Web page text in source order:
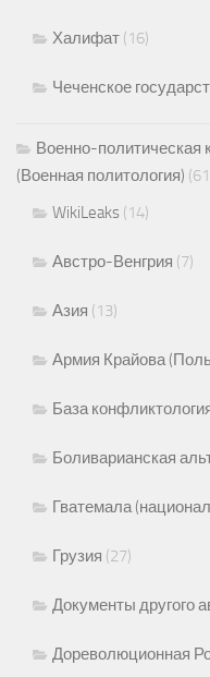
Халифат (16)
Чеченское
Военно-политическая
(Военная политология)
WikiLeaks (14)
Австро-Венгрия (7)
Азия (13)
Армия Крайова
База
Боливарианская
Гватемала
Грузия (27)
Документы другого
Дореволюционная